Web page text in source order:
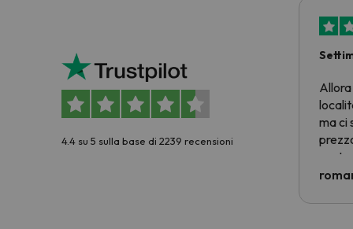
4.4 su 5 sulla base di 2239 recensioni
Allora
ma ci